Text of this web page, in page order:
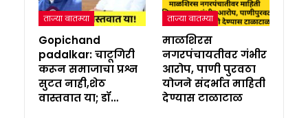
ताज्या बातम्या
Gopichand
padalkar: चाटूगिरी
करून समाजाचा प्रश्न
सुटत नाही,शेठ
वास्तवात या; डॉ…
ताज्या बातम्या
माळशिरस
नगरपंचायतीवर गंभीर
आरोप, पाणी पुरवठा
योजने संदर्भात माहिती
देण्यास टाळाटाळ